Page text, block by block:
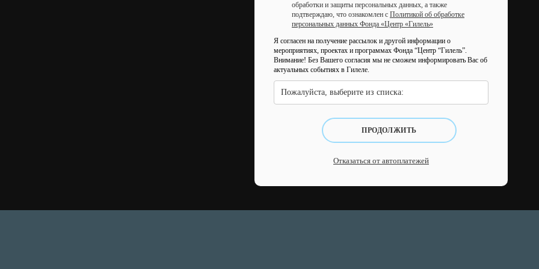
обработки и защиты персональных данных, а также
подтверждаю, что ознакомлен с Политикой об обработке
персональных данных Фонда «Центр «Гилель»
Я согласен на получение рассылок и другой информации о
мероприятиях, проектах и программах Фонда “Центр “Гилель”.
Внимание! Без Вашего согласия мы не сможем информировать Вас об
актуальных событиях в Гилеле.
Пожалуйста, выберите из списка:
ПРОДОЛЖИТЬ
Отказаться от автоплатежей